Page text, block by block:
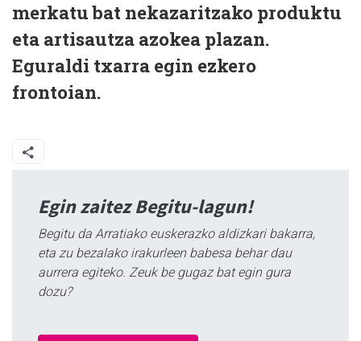
merkatu bat nekazaritzako produktu
eta artisautza azokea plazan.
Eguraldi txarra egin ezkero
frontoian.
Egin zaitez Begitu-lagun!
Begitu da Arratiako euskerazko aldizkari bakarra,
eta zu bezalako irakurleen babesa behar dau
aurrera egiteko. Zeuk be gugaz bat egin gura
dozu?